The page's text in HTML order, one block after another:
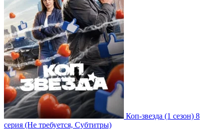
Коп-звезда (1 сезон) 8
серия (Не требуется, Субтитры)